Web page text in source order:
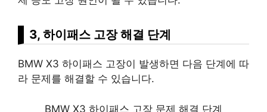
3, 하이패스 고장 해결 단계
BMW X3 하이패스 고장이 발생하면 다음 단계에 따
라 문제를 해결할 수 있습니다.
BMW X3 하이패스 고장 문제 해결 단계